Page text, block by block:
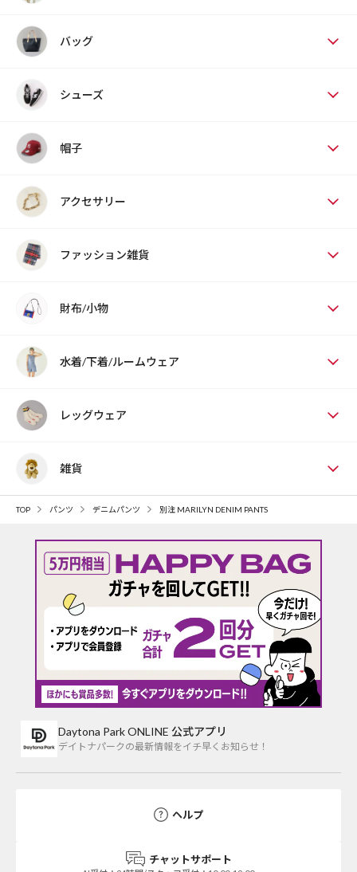
バッグ
シューズ
帽子
アクセサリー
ファッション雑貨
財布/小物
水着/下着/ルームウェア
レッグウェア
雑貨
TOP パンツ デニムパンツ 別注 MARILYN DENIM PANTS
Daytona Park ONLINE 公式アプリ
デイトナパークの最新情報をイチ早くお知らせ！
ヘルプ
チャットサポート